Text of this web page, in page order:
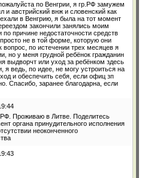
по Венгрии, я гр.РФ замужем
и австрийский внж и словенский как
в Венгрию, я была на тот момент
закончили занялись моим
причине недостаточности средств
не в той форме, которую они
вопрос, по истечении трех месяцев я
но у меня грудной ребёнок гражданин
выдворчт или уход за ребёнком здесь
я ведь, по идее, не могу устроиться на
и обеспечить себя, если офиц зп
Спасибо, заранее благодарна, если
РФ. Проживаю в Литве. Поделитесь
органа принудительного исполнения
неоконченного